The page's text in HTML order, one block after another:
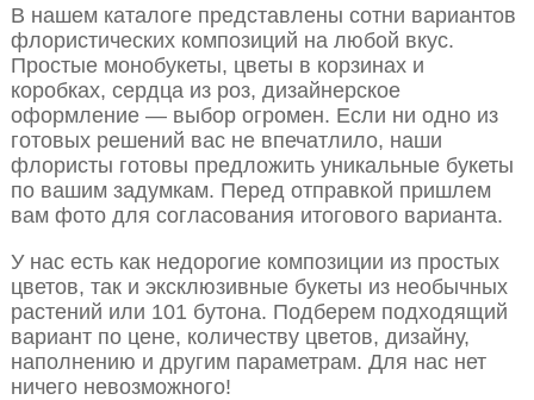
В нашем каталоге представлены сотни вариантов
флористических композиций на любой вкус.
Простые монобукеты, цветы в корзинах и
коробках, сердца из роз, дизайнерское
оформление — выбор огромен. Если ни одно из
готовых решений вас не впечатлило, наши
флористы готовы предложить уникальные букеты
по вашим задумкам. Перед отправкой пришлем
вам фото для согласования итогового варианта.
У нас есть как недорогие композиции из простых
цветов, так и эксклюзивные букеты из необычных
растений или 101 бутона. Подберем подходящий
вариант по цене, количеству цветов, дизайну,
наполнению и другим параметрам. Для нас нет
ничего невозможного!